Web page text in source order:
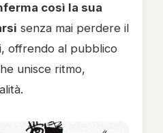
così la sua
senza mai perdere il
offrendo al pubblico
unisce ritmo,